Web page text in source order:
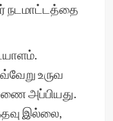
நடமாட்டத்தை
உருவ
அப்பியது.
இல்லை,